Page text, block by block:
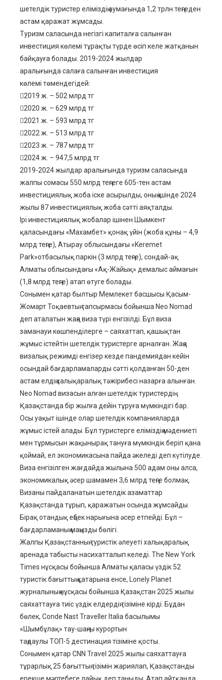
шетелдік туристер еліміздің аумағында 1,2 трлн теңгеден
астам қаражат жұмсады.
Туризм саласында негізгі капиталға салынған
инвестиция көлемі тұрақты түрде өсіп келе жатқанын
байқауға болады. 2019-2024 жылдар
аралығында салаға салынған инвестиция
көлемі төмендегідей:
2019 ж. – 502 млрд тг
2020 ж. – 629 млрд тг
2021 ж. – 593 млрд тг
2022 ж. – 513 млрд тг
2023 ж. – 787 млрд тг
2024 ж. – 947,5 млрд тг
2019-2024 жылдар аралығында туризм саласында
жалпы сомасы 550 млрд теңгеге 605-тен астам
инвестициялық жоба іске асырылды, оның ішінде 2024
жылы 87 инвестициялық жоба сәтті аяқталды.
Ірі инвестициялық жобалар ішінен Шымкент
қаласындағы «Махамбет» қонақ үйін (жоба құны – 4,9
млрд теңге), Атырау облысындағы «Keremet
Park»отбасылық паркін (3 млрд теңге), сондай-ақ
Алматы облысындағы «Ақ-Жайық» демалыс аймағын
(1,8 млрд теңге) атап өтуге болады.
Сонымен қатар былтыр Мемлекет басшысы Қасым-
Жомарт Тоқаевтың тапсырмасы бойынша Neo Nomad
деп аталатын жаңа виза түрі енгізілді. Бұл виза
заманауи көшпенділерге – саяхаттап, қашықтан
жұмыс істейтін шетелдік туристерге арналған. Жаңа
визалық режимді енгізер кезде пандемиядан кейін
осындай бағдарламаларды сәтті қолданған 50-ден
астам елдің халықаралық тәжірибесі назарға алынған.
Neo Nomad визасын алған шетелдік туристердің
Қазақстанда бір жылға дейін тұруға мүмкіндігі бар.
Осы уақыт ішінде олар шетелдік компанияларда
жұмыс істей алады. Бұл туристерге еліміздің мәдениеті
мен тұрмысын жақынырақ тануға мүмкіндік беріп қана
қоймай, ел экономикасына пайда әкеледі деп күтілуде.
Виза енгізілген жағдайда жылына 500 адам оны алса,
экономикалық әсер шамамен 3,6 млрд теңге болмақ.
Визаны пайдаланатын шетелдік азаматтар
Қазақстанда тұрып, қаражатын осында жұмсайды.
Бірақ отандық еңбек нарығына әсер етпейді. Бұл –
бағдарламаның маңызды бөлігі.
Жалпы Қазақстанның туристік әлеуеті халықаралық
аренада табысты насихатталып келеді. The New York
Times нұсқасы бойынша Алматы қаласы үздік 52
туристік бағыттың қатарына енсе, Lonely Planet
журналының нұсқасы бойынша Қазақстан 2025 жылы
саяхаттауға тиіс үздік елдердің тізіміне кірді. Бұдан
бөлек, Conde Nast Traveller Italia басылымы
«Шымбұлақ» тау-шаңғы курортын
таңдаулы ТОП-5 дестинация тізіміне қосты.
Сонымен қатар CNN Travel 2025 жылы саяхаттауға
тұрарлық 25 бағыттың тізімін жариялап, Қазақстанды